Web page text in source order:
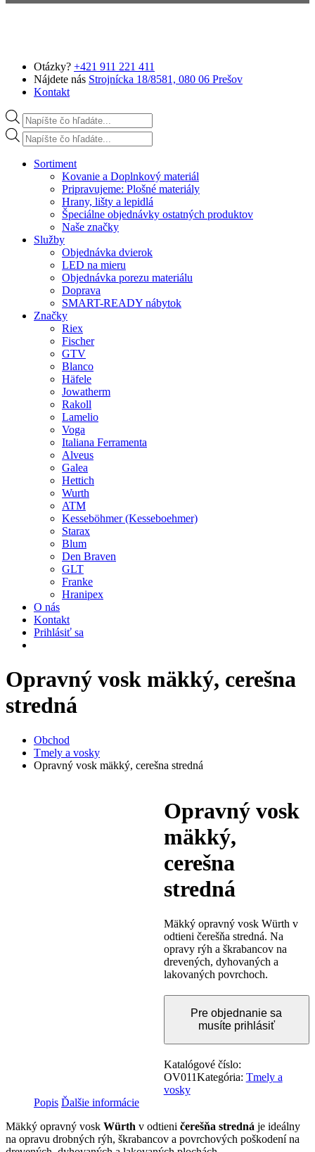
Otázky? +421 911 221 411
Nájdete nás Strojnícka 18/8581, 080 06 Prešov
Kontakt
Products search
Products search
Sortiment
Kovanie a Doplnkový materiál
Pripravujeme: Plošné materiály
Hrany, lišty a lepidlá
Špeciálne objednávky ostatných produktov
Naše značky
Služby
Objednávka dvierok
LED na mieru
Objednávka porezu materiálu
Doprava
SMART-READY nábytok
Značky
Riex
Fischer
GTV
Blanco
Häfele
Jowatherm
Rakoll
Lamelio
Voga
Italiana Ferramenta
Alveus
Galea
Hettich
Wurth
ATM
Kesseböhmer (Kesseboehmer)
Starax
Blum
Den Braven
GLT
Franke
Hranipex
O nás
Kontakt
Prihlásiť sa
Opravný vosk mäkký, cerešna
stredná
Obchod
Tmely a vosky
Opravný vosk mäkký, cerešna stredná
Opravný vosk
mäkký,
cerešna
stredná
Mäkký opravný vosk Würth v
odtieni čerešňa stredná. Na
opravy rýh a škrabancov na
drevených, dyhovaných a
lakovaných povrchoch.
Pre objednanie sa
musíte prihlásiť
Katalógové číslo:
OV011Kategória: Tmely a
vosky
Popis Ďalšie informácie
Mäkký opravný vosk Würth v odtieni čerešňa stredná je ideálny
na opravu drobných rýh, škrabancov a povrchových poškodení na